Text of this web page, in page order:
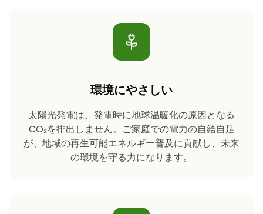
環境にやさしい
太陽光発電は、発電時に地球温暖化の原因となる
CO₂を排出しません。ご家庭での電力の自給自足
が、地域の再生可能エネルギー普及に貢献し、未来
の環境を守る力になります。